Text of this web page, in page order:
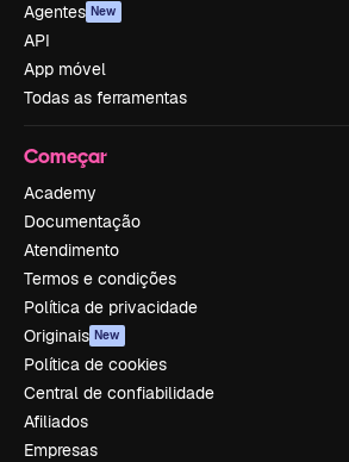
Agentes New
API
App móvel
Todas as ferramentas
Começar
Academy
Documentação
Atendimento
Termos e condições
Política de privacidade
Originais New
Política de cookies
Central de confiabilidade
Afiliados
Empresas